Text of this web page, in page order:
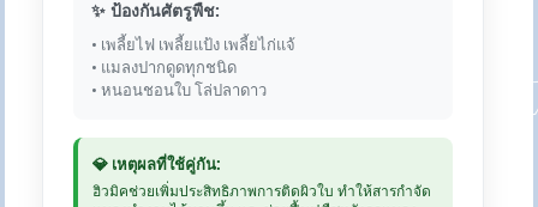
✨ ป้องกันศัตรูพืช:
• เพลี้ยไฟ เพลี้ยแป้ง เพลี้ยไก่แจ้
• แมลงปากดูดทุกชนิด
• หนอนชอนใบ โล่ปลาดาว
💎 เหตุผลที่ใช้คู่กัน:
ฮิวมิคช่วยเพิ่มประสิทธิภาพการติดผิวใบ ทำให้สารกำจัด